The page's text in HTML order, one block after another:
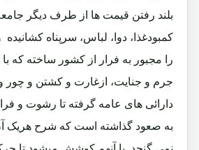
بلند رفتن قیمت ها از طرف دیگر
کمبودغذا، دوا، لباس، سرپناه
را مجبور به فرار از کشور ساخته که با
جرم و جنایت، ازغارت و کشتن و
دارائی های عامه گرفته تا رشوت و
به صعود گذاشته است که شرح هریک